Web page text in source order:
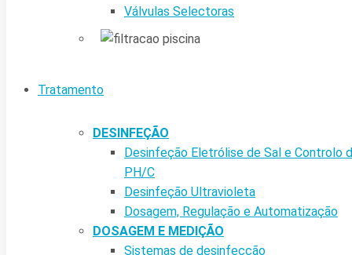
Válvulas Selectoras
Tratamento
DESINFEÇÃO
Desinfeção Eletrólise de Sal e Controlo
PH/C
Desinfeção Ultravioleta
Dosagem, Regulação e Automatização
DOSAGEM E MEDIÇÃO
Sistemas de desinfecção